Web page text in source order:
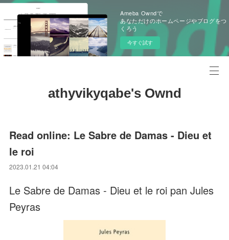
Ameba Owndで
あなただけのホームページやブログをつ
くろう
今すぐ試す
athyvikyqabe's Ownd
Read online: Le Sabre de Damas - Dieu et
le roi
2023.01.21 04:04
Le Sabre de Damas - Dieu et le roi pan Jules
Peyras